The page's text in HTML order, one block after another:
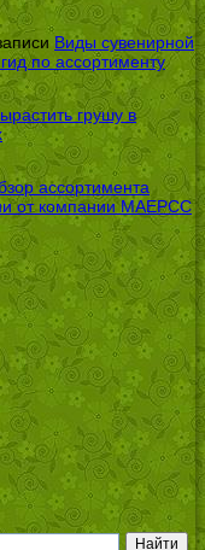
Виды сувенирной
по ассортименту
грушу в
ассортимента
от компании МАЕРСС